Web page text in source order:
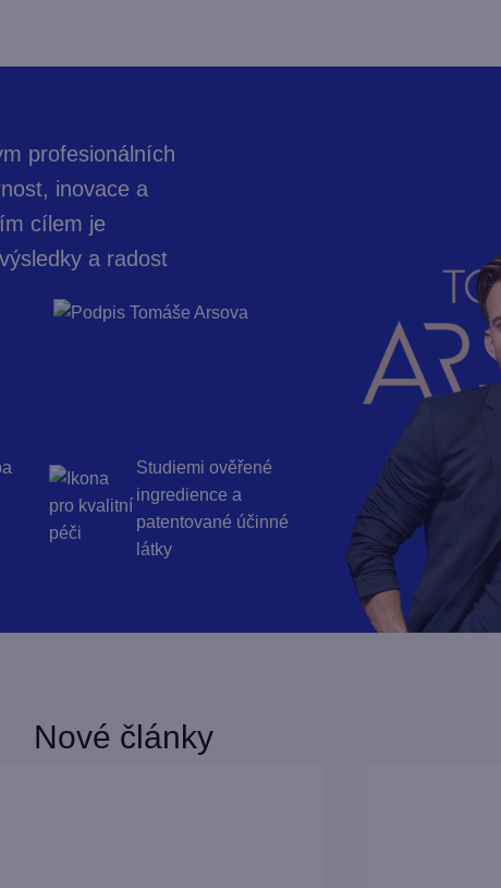
profesionálních
inovace a
cílem je
a radost
Studiemi ověřené
ingredience a
patentované účinné
látky
Nové články